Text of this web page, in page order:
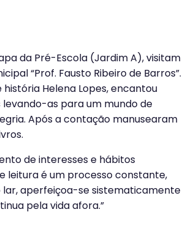
da Pré-Escola (Jardim A), visitam
“Prof. Fausto Ribeiro de Barros”.
Helena Lopes, encantou
levando-as para um mundo de
Após a contação manusearam
de interesses e hábitos
leitura é um processo constante,
lar, aperfeiçoa-se sistematicamente
pela vida afora.”